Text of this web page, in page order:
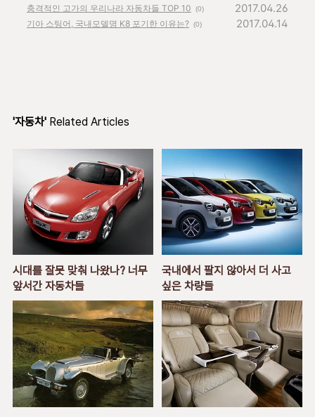
충격적인 고가의 우리나라 자동차들 TOP 10 (0) 2017.04.26
기아 스팅어, 국내모델명 K8 포기한 이유는? (0) 2017.04.14
'자동차' Related Articles
시대를 잘못 맞춰 나왔나? 너무
앞서간 자동차들
국내에서 팔지 않아서 더 사고
싶은 차량들